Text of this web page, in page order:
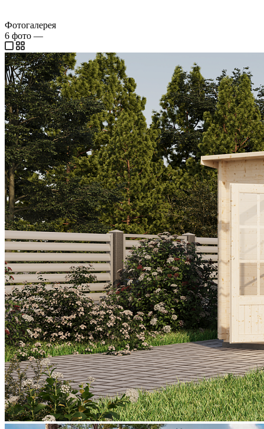
Фотогалерея
6 фото —